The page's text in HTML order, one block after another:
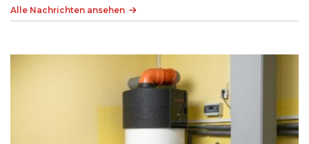
Alle Nachrichten ansehen